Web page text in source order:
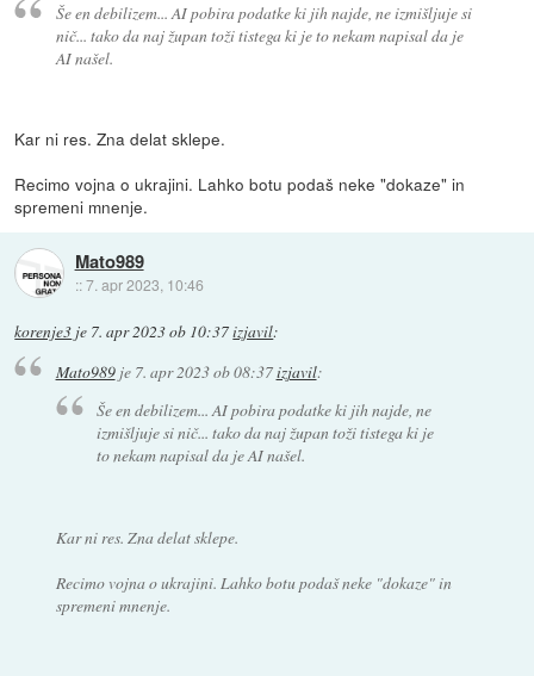
Še en debilizem... AI pobira podatke ki jih najde, ne izmišljuje si
nič... tako da naj župan toži tistega ki je to nekam napisal da je
AI našel.
Kar ni res. Zna delat sklepe.
Recimo vojna o ukrajini. Lahko botu podaš neke "dokaze" in
spremeni mnenje.
Mato989
::7. apr 2023, 10:46
korenje3 je 7. apr 2023 ob 10:37izjavil:
Mato989je 7. apr 2023 ob 08:37izjavil:
Še en debilizem... AI pobira podatke ki jih najde, ne
izmišljuje si nič... tako da naj župan toži tistega ki je
to nekam napisal da je AI našel.
Kar ni res. Zna delat sklepe.
Recimo vojna o ukrajini. Lahko botu podaš neke "dokaze" in
spremeni mnenje.